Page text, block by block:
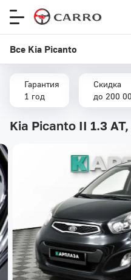
Все Kia Picanto
Гарантия
1 год
Скидка
до 200
Kia Picanto II 1.3